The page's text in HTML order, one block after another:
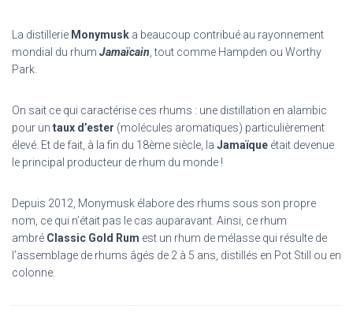
La distillerie Monymusk a beaucoup contribué au rayonnement
mondial du rhum Jamaïcain , tout comme Hampden ou Worthy
Park.
On sait ce qui caractérise ces rhums : une distillation en alambic
pour un taux d’ester (molécules aromatiques) particulièrement
élevé. Et de fait, à la fin du 18ème siècle, la Jamaïque était devenue
le principal producteur de rhum du monde !
Depuis 2012, Monymusk élabore des rhums sous son propre
nom, ce qui n’était pas le cas auparavant. Ainsi, ce rhum
ambré Classic Gold Rum est un rhum de mélasse qui résulte de
l’assemblage de rhums âgés de 2 à 5 ans, distillés en Pot Still ou en
colonne.